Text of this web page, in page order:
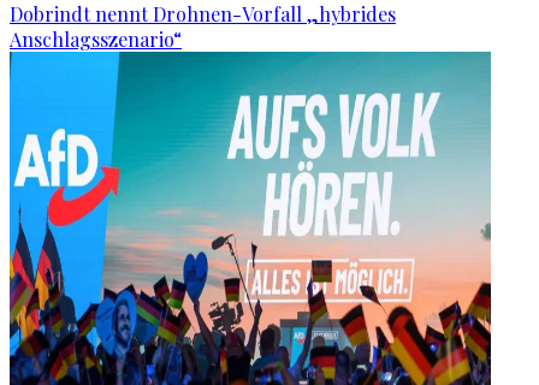
Dobrindt nennt Drohnen-Vorfall „hybrides
Anschlagsszenario“